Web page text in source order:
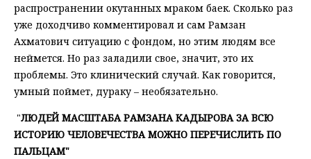
распространении окутанных мраком баек. Сколько раз
уже доходчиво комментировал и сам Рамзан
Ахматович ситуацию с фондом, но этим людям все
неймется. Но раз заладили свое, значит, это их
проблемы. Это клинический случай. Как говорится,
умный поймет, дураку – необязательно.
"ЛЮДЕЙ МАСШТАБА РАМЗАНА КАДЫРОВА ЗА ВСЮ
ИСТОРИЮ ЧЕЛОВЕЧЕСТВА МОЖНО ПЕРЕЧИСЛИТЬ ПО
ПАЛЬЦАМ"